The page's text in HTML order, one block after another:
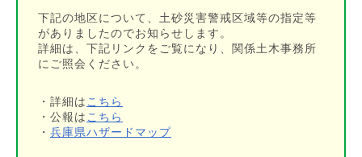
下記の地区について、土砂災害警戒区域等の指定等
がありましたのでお知らせします。
詳細は、下記リンクをご覧になり、関係土木事務所
にご照会ください。
・詳細は こちら
・公報は こちら
・ 兵庫県ハザードマップ